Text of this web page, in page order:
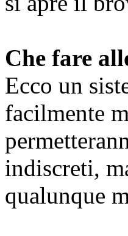
Che fare
Ecco un
facilmente
indiscreti,
qualunque